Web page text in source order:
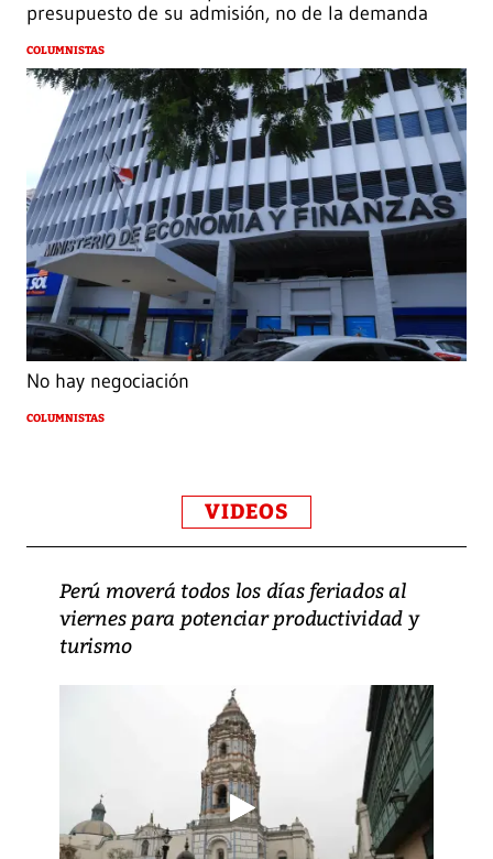
presupuesto de su admisión, no de la demanda
COLUMNISTAS
No hay negociación
COLUMNISTAS
VIDEOS
Perú moverá todos los días feriados al
viernes para potenciar productividad y
turismo